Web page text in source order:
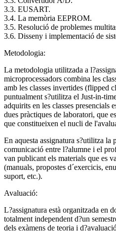
3.3. EUSART.
3.4. La memòria EEPROM.
3.5. Resolució de problemes
3.6. Disseny i implementació de
Metodologia:
La metodologia utilitzada a
microprocessadors combina les
amb les classes invertides (flipped
puntualment s?utilitza el Just-in-
adquirits en les classes presencials
dues pràctiques de laboratori, que
que constitueixen el nucli de
En aquesta assignatura s?utilitza
comunicació entre l?alumne i el
van publicant els materials que es
(manuals, propostes d´exercicis,
suport, etc.).
Avaluació:
L?assignatura està organitzada en
totalment independent d?un
dels exàmens de teoria i